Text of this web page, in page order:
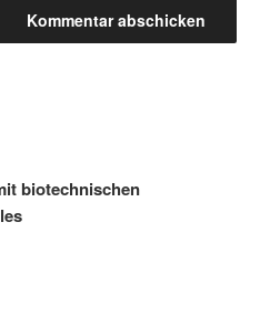
biotechnischen